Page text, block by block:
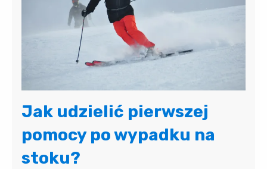
Jak udzielić pierwszej
pomocy po wypadku na
stoku?